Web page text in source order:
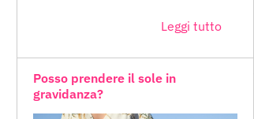
Leggi tutto
Posso prendere il sole in
gravidanza?